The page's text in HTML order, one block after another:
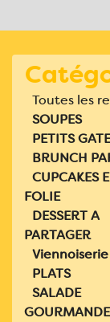
Toutes les
SOUPES
PETITS
BRUNCH
CUPCAKES
FOLIE
DESSERT A
PARTAGER
Viennoiserie
PLATS
SALADE
GOURMANDE